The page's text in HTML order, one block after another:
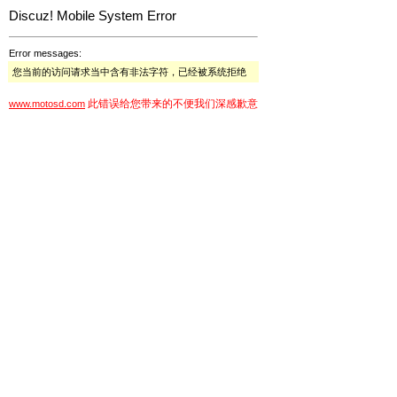
Discuz! Mobile System Error
Error messages:
您当前的访问请求当中含有非法字符，已经被系统拒绝
www.motosd.com 此错误给您带来的不便我们深感歉意